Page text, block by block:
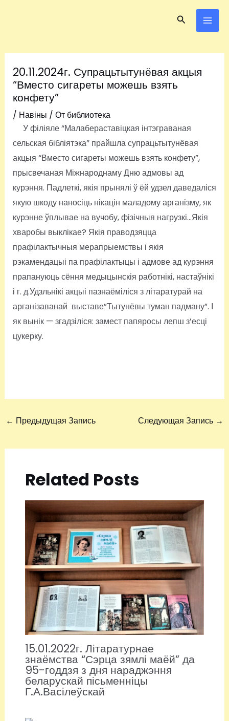
Поиск
20.11.2024г. Супрацьтытунёвая акцыя
“Вместо сигареты можешь взять
конфету”
/ Навіны / От библиотека
У філіяле “Малабераставіцкая інтэграваная
сельская бібліятэка” прайшла супрацьтытунёвая
акцыя “Вместо сигареты можешь взять конфету”,
прысвечаная Міжнароднаму Дню адмовы ад
курэння. Падлеткі, якія прынялі ў ёй удзел даведаліся
якую шкоду наносіць нікацін маладому арганізму, як
курэнне ўплывае на вучобу, фізічныя нагрузкі…Якія
хваробы выклікае? Якія праводзяцца
прафілактычныя мерапрыемствы і якія
рэкамендацыі па прафілактыцы і адмове ад курэння
прапануюць сёння медыцынскія работнікі, настаўнікі
і г. д.Удзльнікі акцыі пазнаёміліся з літаратурай на
арганізаванай выставе”Тытунёвы туман падману”. І
як вынік — згадзіліся: замест папяросы лепш з’есці
цукерку.
← Предыдущая Запись Следующая Запись →
Related Posts
15.01.2022г. Літаратурнае
знаёмства “Сэрца зямлі маёй” да
95-годдзя з дня нараджэння
беларускай пісьменніцы
Г.А.Васілеўскай